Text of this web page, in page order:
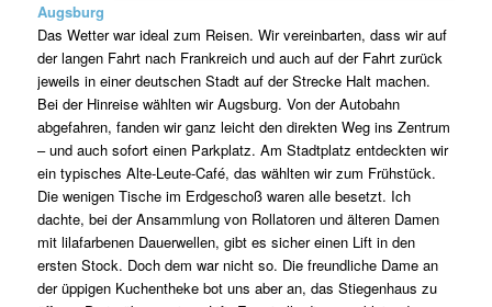
Augsburg
Das Wetter war ideal zum Reisen. Wir vereinbarten, dass wir auf
der langen Fahrt nach Frankreich und auch auf der Fahrt zurück
jeweils in einer deutschen Stadt auf der Strecke Halt machen.
Bei der Hinreise wählten wir Augsburg. Von der Autobahn
abgefahren, fanden wir ganz leicht den direkten Weg ins Zentrum
– und auch sofort einen Parkplatz. Am Stadtplatz entdeckten wir
ein typisches Alte-Leute-Café, das wählten wir zum Frühstück.
Die wenigen Tische im Erdgeschoß waren alle besetzt. Ich
dachte, bei der Ansammlung von Rollatoren und älteren Damen
mit lilafarbenen Dauerwellen, gibt es sicher einen Lift in den
ersten Stock. Doch dem war nicht so. Die freundliche Dame an
der üppigen Kuchentheke bot uns aber an, das Stiegenhaus zu